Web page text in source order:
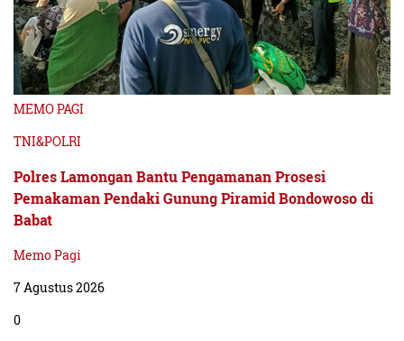
MEMO PAGI
TNI&POLRI
Polres Lamongan Bantu Pengamanan Prosesi
Pemakaman Pendaki Gunung Piramid Bondowoso di
Babat
Memo Pagi
7 Agustus 2026
0